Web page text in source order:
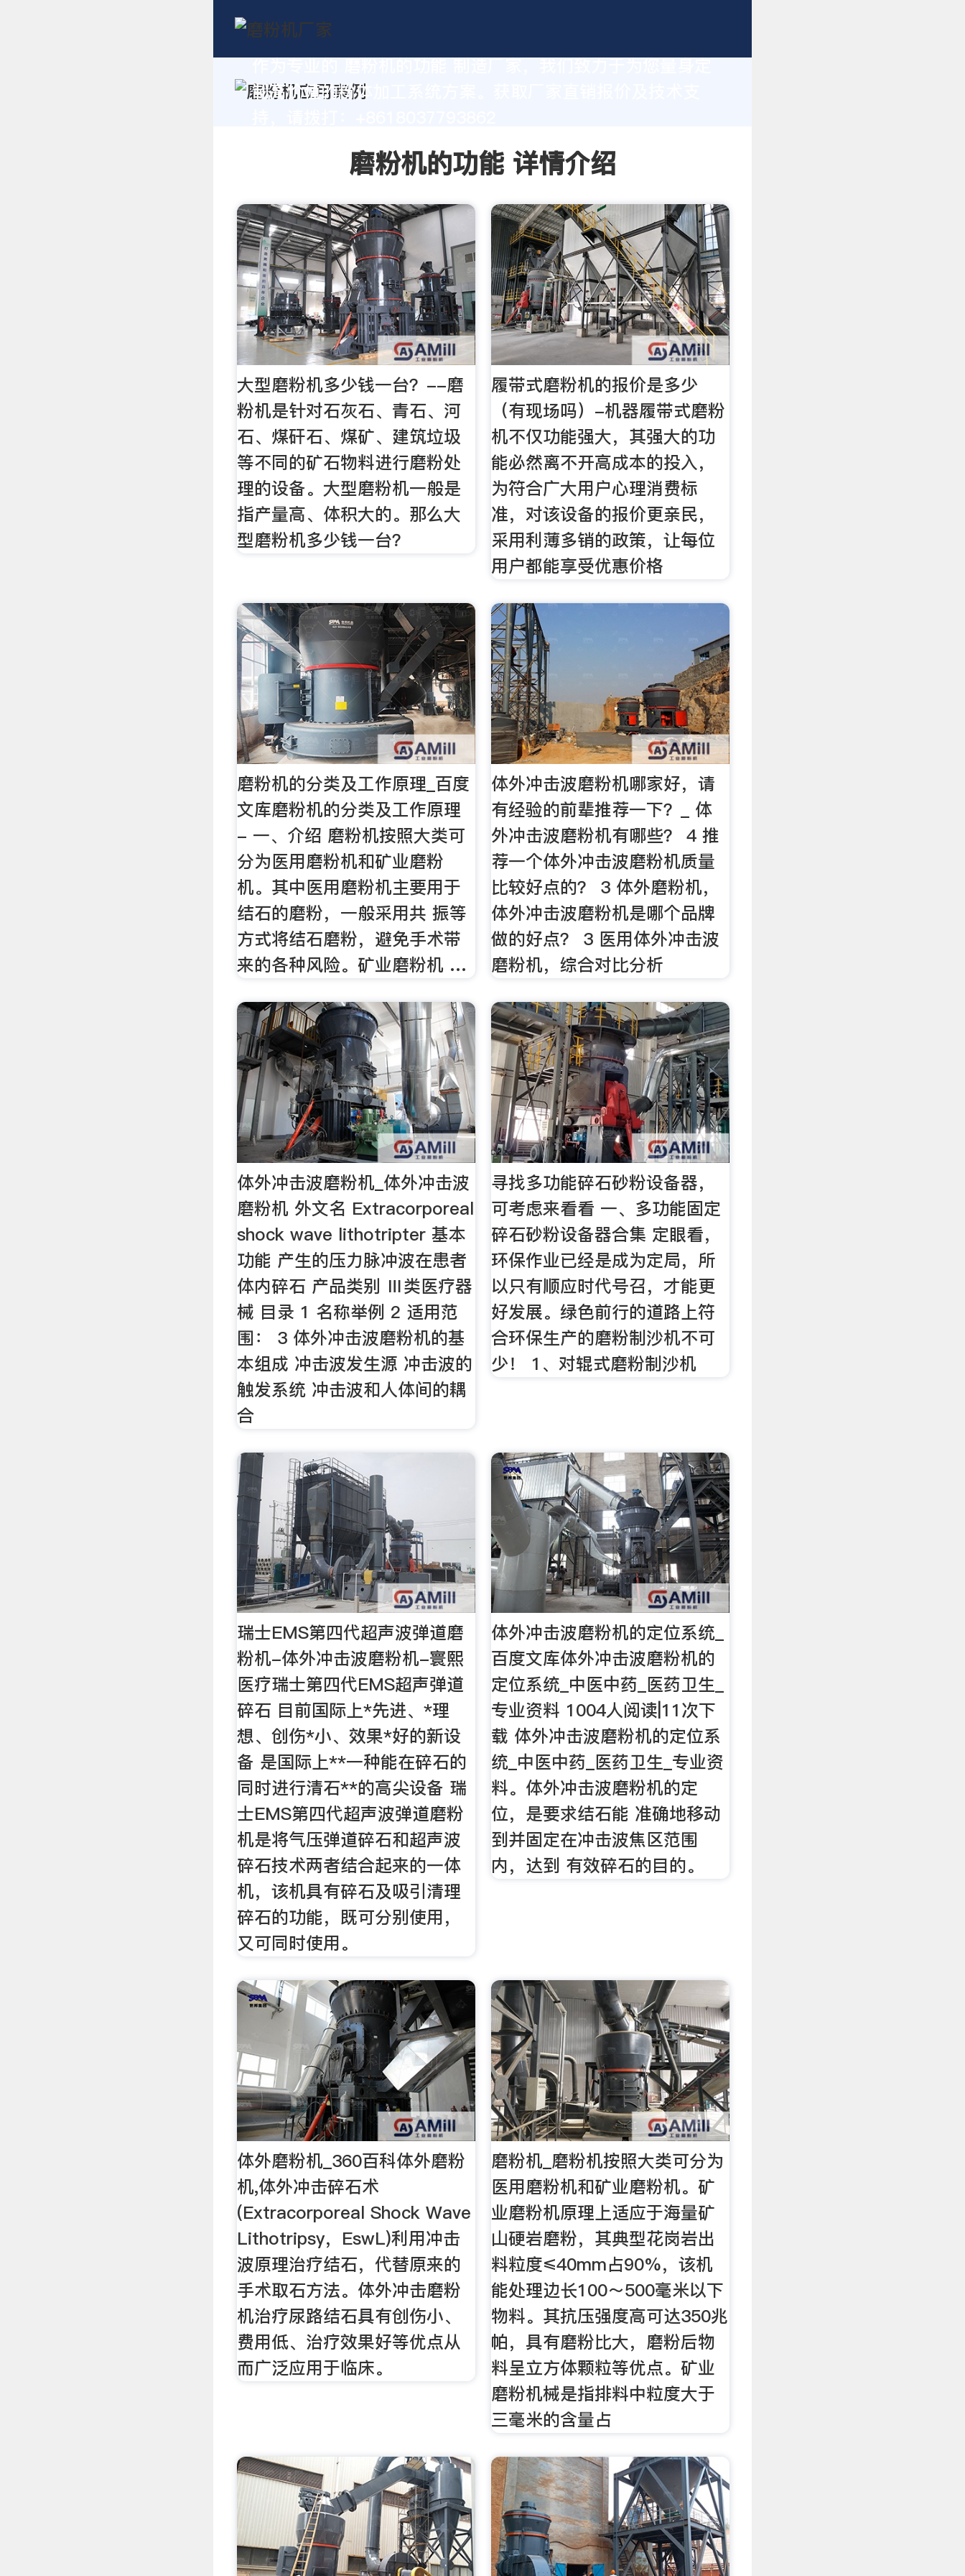
制高价值的粉体加工系统方案。获取厂家直销报价及技术支
磨粉机的功能 详情介绍
大型磨粉机多少钱一台？--磨
粉机是针对石灰石、青石、河
石、煤矸石、煤矿、建筑垃圾
等不同的矿石物料进行磨粉处
理的设备。大型磨粉机一般是
指产量高、体积大的。那么大
型磨粉机多少钱一台？
履带式磨粉机的报价是多少
（有现场吗）-机器履带式磨粉
机不仅功能强大，其强大的功
能必然离不开高成本的投入，
为符合广大用户心理消费标
准，对该设备的报价更亲民，
采用利薄多销的政策，让每位
用户都能享受优惠价格
磨粉机的分类及工作原理_百度
文库磨粉机的分类及工作原理
- 一、介绍 磨粉机按照大类可
分为医用磨粉机和矿业磨粉
机。其中医用磨粉机主要用于
结石的磨粉，一般采用共 振等
方式将结石磨粉，避免手术带
来的各种风险。矿业磨粉机 …
体外冲击波磨粉机哪家好，请
有经验的前辈推荐一下？_ 体
外冲击波磨粉机有哪些？ 4 推
荐一个体外冲击波磨粉机质量
比较好点的？ 3 体外磨粉机，
体外冲击波磨粉机是哪个品牌
做的好点？ 3 医用体外冲击波
磨粉机，综合对比分析
体外冲击波磨粉机_体外冲击波
磨粉机 外文名 Extracorporeal
shock wave lithotripter 基本
功能 产生的压力脉冲波在患者
体内碎石 产品类别 Ⅲ类医疗器
械 目录 1 名称举例 2 适用范
围： 3 体外冲击波磨粉机的基
本组成 冲击波发生源 冲击波的
触发系统 冲击波和人体间的耦
合
寻找多功能碎石砂粉设备器，
可考虑来看看 一、多功能固定
碎石砂粉设备器合集 定眼看，
环保作业已经是成为定局，所
以只有顺应时代号召，才能更
好发展。绿色前行的道路上符
合环保生产的磨粉制沙机不可
少！ 1、对辊式磨粉制沙机
瑞士EMS第四代超声波弹道磨
粉机-体外冲击波磨粉机-寰熙
医疗瑞士第四代EMS超声弹道
碎石 目前国际上*先进、*理
想、创伤*小、效果*好的新设
备 是国际上**一种能在碎石的
同时进行清石**的高尖设备 瑞
士EMS第四代超声波弹道磨粉
机是将气压弹道碎石和超声波
碎石技术两者结合起来的一体
机，该机具有碎石及吸引清理
碎石的功能，既可分别使用，
又可同时使用。
体外冲击波磨粉机的定位系统_
百度文库体外冲击波磨粉机的
定位系统_中医中药_医药卫生_
专业资料 1004人阅读|11次下
载 体外冲击波磨粉机的定位系
统_中医中药_医药卫生_专业资
料。体外冲击波磨粉机的定
位，是要求结石能 准确地移动
到并固定在冲击波焦区范围
内，达到 有效碎石的目的。
体外磨粉机_360百科体外磨粉
机,体外冲击碎石术
(Extracorporeal Shock Wave
Lithotripsy，EswL)利用冲击
波原理治疗结石，代替原来的
手术取石方法。体外冲击磨粉
机治疗尿路结石具有创伤小、
费用低、治疗效果好等优点从
而广泛应用于临床。
磨粉机_磨粉机按照大类可分为
医用磨粉机和矿业磨粉机。矿
业磨粉机原理上适应于海量矿
山硬岩磨粉，其典型花岗岩出
料粒度≤40mm占90%，该机
能处理边长100～500毫米以下
物料。其抗压强度高可达350兆
帕，具有磨粉比大，磨粉后物
料呈立方体颗粒等优点。矿业
磨粉机械是指排料中粒度大于
三毫米的含量占